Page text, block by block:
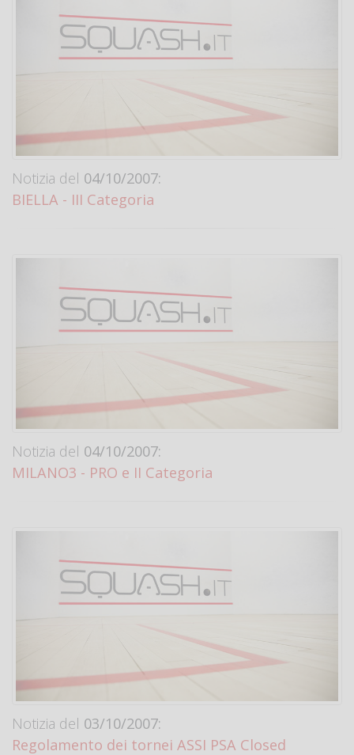
Notizia del 04/10/2007:
BIELLA - III Categoria
Notizia del 04/10/2007:
MILANO3 - PRO e II Categoria
Notizia del 03/10/2007:
Regolamento dei tornei ASSI PSA Closed